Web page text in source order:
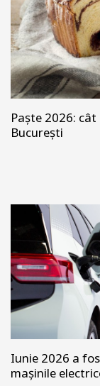
Paște 2026:
București
Iunie 2026 a
mașinile